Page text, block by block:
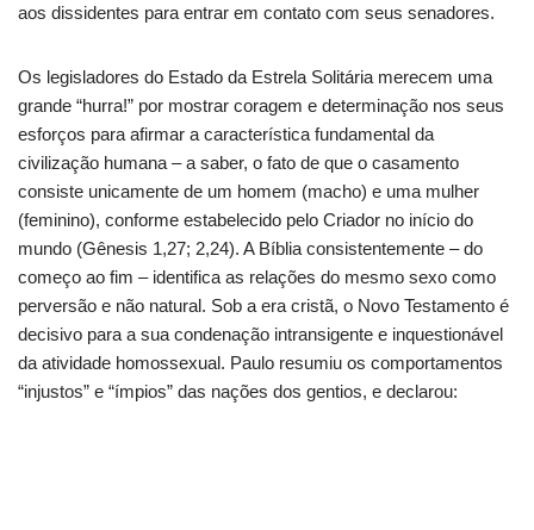
aos dissidentes para entrar em contato com seus senadores.
Os legisladores do Estado da Estrela Solitária merecem uma
grande “hurra!” por mostrar coragem e determinação nos seus
esforços para afirmar a característica fundamental da
civilização humana – a saber, o fato de que o casamento
consiste unicamente de um homem (macho) e uma mulher
(feminino), conforme estabelecido pelo Criador no início do
mundo (Gênesis 1,27; 2,24). A Bíblia consistentemente – do
começo ao fim – identifica as relações do mesmo sexo como
perversão e não natural. Sob a era cristã, o Novo Testamento é
decisivo para a sua condenação intransigente e inquestionável
da atividade homossexual. Paulo resumiu os comportamentos
“injustos” e “ímpios” das nações dos gentios, e declarou: